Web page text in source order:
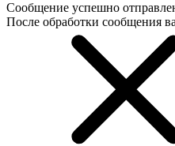
Сообщение успешно
После обработки сообщения